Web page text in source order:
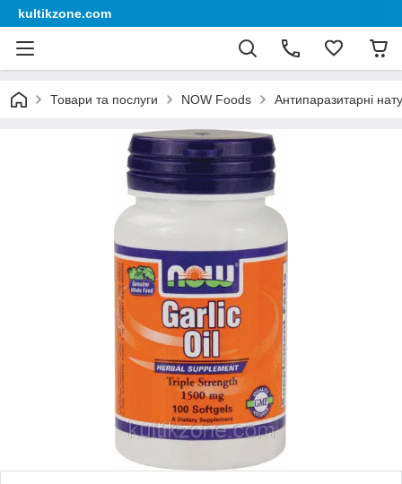
kultikzone.com
Товари та послуги NOW Foods Антипаразитарні